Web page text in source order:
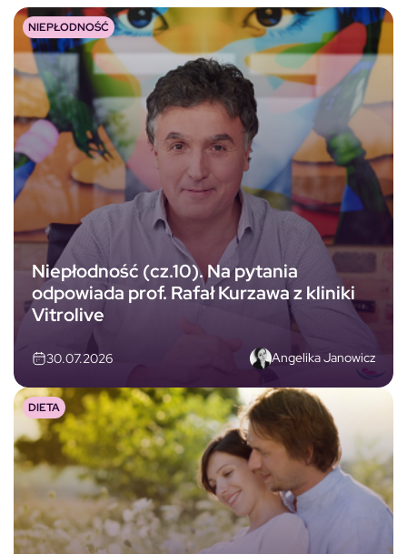
Niepłodność (cz.10). Na pytania
odpowiada prof. Rafał Kurzawa z kliniki
Vitrolive
30.07.2026 Angelika Janowicz
NIEPŁODNOŚĆ
DIETA